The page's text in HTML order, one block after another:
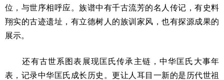
位，与世序相呼应。族谱中有千古流芳的名人传记，有史料
翔实的古迹遗址，有立德树人的族训家风，也有探源成果的
展示。
还有古世系图表展现匡氏传承主链，中华匡氏大事年
表，记录中华匡氏成长历史。更让人耳目一新的是历代世祖